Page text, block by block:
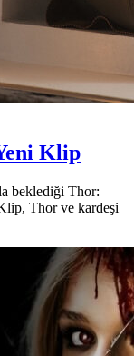
Klip
beklediği Thor:
Thor ve kardeşi